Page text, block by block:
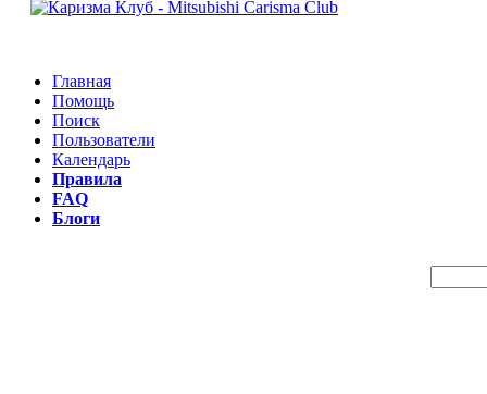
Главная
Помощь
Поиск
Пользователи
Календарь
Правила
FAQ
Блоги